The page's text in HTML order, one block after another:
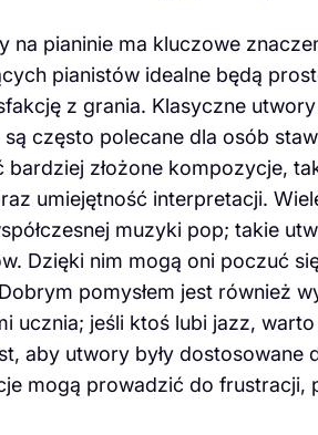
pianinie ma kluczowe
pianistów idealne będą
z grania. Klasyczne
często polecane dla osób
złożone kompozycje,
umiejętność interpretacji.
muzyki pop; takie
Dzięki nim mogą oni poczuć
pomysłem jest również
ucznia; jeśli ktoś lubi jazz,
aby utwory były dostosowane
mogą prowadzić do frustracji,